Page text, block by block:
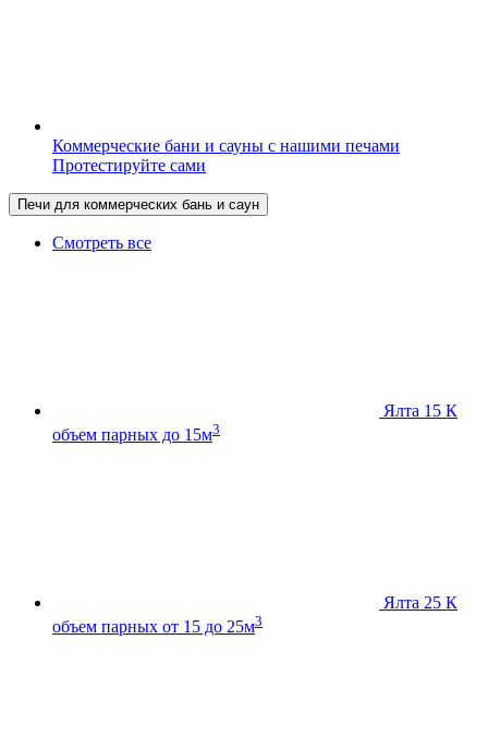
Коммерческие бани и сауны с нашими печами
Протестируйте сами
Печи для коммерческих бань и саун
Смотреть все
Ялта 15 К
объем парных до 15м3
Ялта 25 К
объем парных от 15 до 25м3